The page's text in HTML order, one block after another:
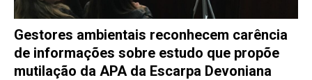
Gestores ambientais reconhecem carência
de informações sobre estudo que propõe
mutilação da APA da Escarpa Devoniana